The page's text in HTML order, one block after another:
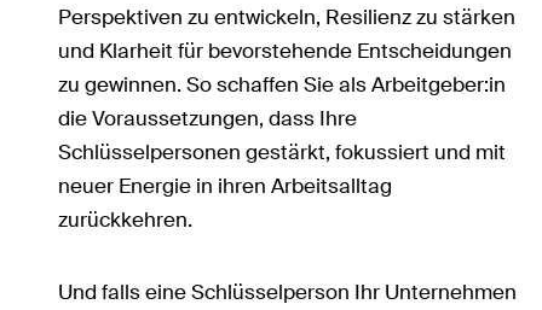
Perspektiven zu entwickeln, Resilienz zu stärken
und Klarheit für bevorstehende Entscheidungen
zu gewinnen. So schaffen Sie als Arbeitgeber:in
die Voraussetzungen, dass Ihre
Schlüsselpersonen gestärkt, fokussiert und mit
neuer Energie in ihren Arbeitsalltag
zurückkehren.
Und falls eine Schlüsselperson Ihr Unternehmen